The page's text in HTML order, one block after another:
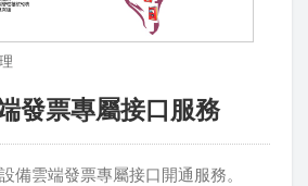
發票專屬接口服務
備雲端發票專屬接口開通服務。